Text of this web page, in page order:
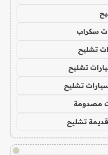
سكراب
تشليح
تشليح
تشليح
مصدومة
تشليح
!